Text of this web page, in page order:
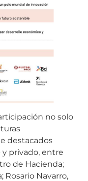
no solo
destacados
privado, entre
de Hacienda;
Rosario Navarro,